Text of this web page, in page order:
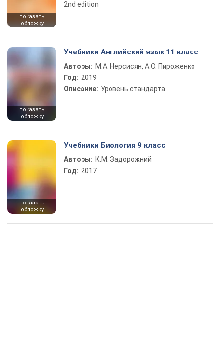
показать
обложку
2nd edition
показать
обложку
Учебники Английский язык 11 класс
Авторы: М.А. Нерсисян, А.О. Пироженко
Год: 2019
Описание: Уровень стандарта
показать
обложку
Учебники Биология 9 класс
Авторы: К.М. Задорожний
Год: 2017